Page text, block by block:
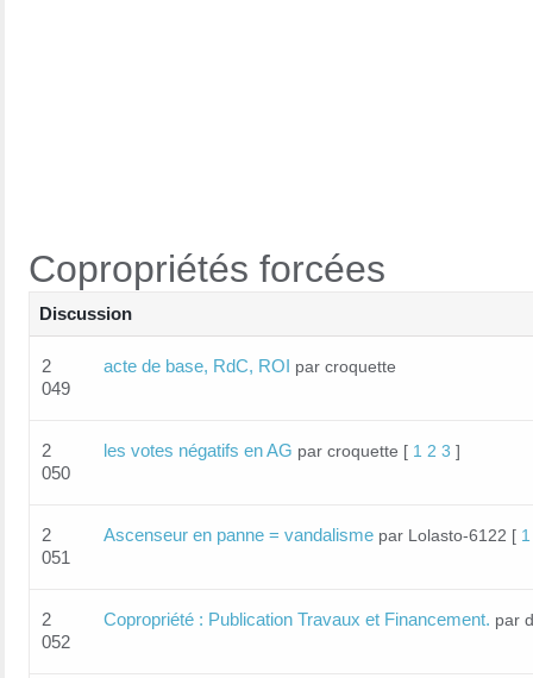
Copropriétés forcées
Discussion
2
049
acte de base, RdC, ROI par croquette
2
050
les votes négatifs en AG par croquette [ 1 2 3 ]
2
051
Ascenseur en panne = vandalisme par Lolasto-6122 [ 1
2
052
Copropriété : Publication Travaux et Financement. par